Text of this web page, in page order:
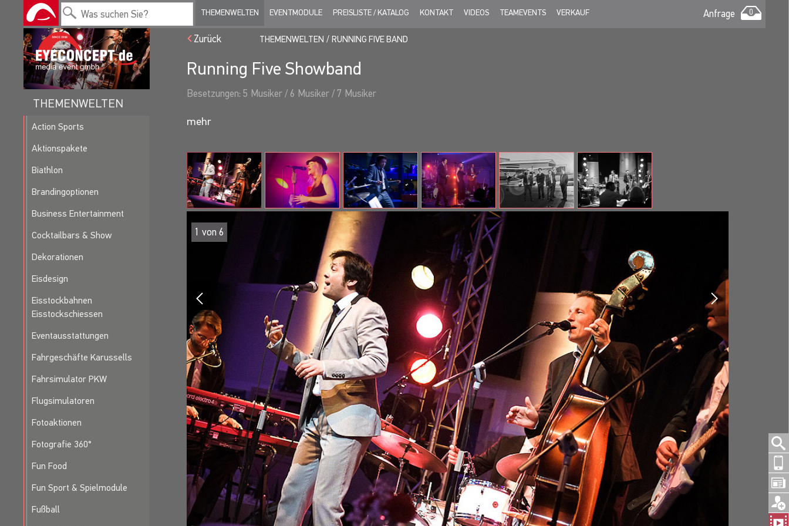
THEMENWELTEN EVENTMODULE PREISLISTE / KATALOG KONTAKT VIDEOS TEAMEVENTS VERKAUF Anfrage 0
THEMENWELTEN
Action Sports
Aktionspakete
Biathlon
Brandingoptionen
Business Entertainment
Cocktailbars & Show
Dekorationen
Eisdesign
Eisstockbahnen
Eisstockschiessen
Eventausstattungen
Fahrgeschäfte Karussells
Fahrsimulator PKW
Flugsimulatoren
Fotoaktionen
Fotografie 360°
Fun Food
Fun Sport & Spielmodule
Fußball
Zurück THEMENWELTEN RUNNING FIVE BAND
Running Five Showband
Besetzungen: 5 Musiker / 6 Musiker / 7 Musiker
Bob Dawn
Catia Belley(Gesang)
Charmante Französin, sie arbeitete bereits mit vielen internationalen Stars wie z.B. Haddaway oder Falk und hatte TV-Auftritte u.a. bei
der Bambi-Gala oder The Dome. Außerdem singt sie gerne Hymnen vor Handball- und Eishockeyspielen in der SAP-Arena Mannheim.
The Band
Die Jungs können auf eine langjährige Zusammenarbeit mit international erfolgreichen Stars wie z.B. Sasha, David Garrett, Söhne
Mannheims, Dick Brave and the Backbeats oder den Voice of Germany Allstars zurückblicken. Darüber hinaus sind sie auch noch
gefragte Session- und Studiomusiker.
DAS REPERTOIRE
Von den Swinging 60´s bis heute, von Stevie Wonder bis Oasis, von Ray Charles bis Robbie Williams. Soul, Pop und Rhythm&Blues
ALLTIME CLASSICS
The Tide Is High
Crocodile Rock
Viva Las Veags
Mrs Robinson
Back In The USSR
PARTY CLASSICS
Ain't Nobody
Get Lucky
Cosmic Girl
Sexbomb
Staying Alive
SWEET SEDUCTION
Put Your Records On
Valerie
If I Ain't Got You
Perfect
Could You Be Loved
CHILLOUT CLASSICS
Night And Day
Something Stupid
All Of Me
Sway
Mack The Knife
ENTERTAINMENT
Gebündelte Show- und Entertainment-Erfahrung, gepaart mit einfühlsamer Professionalität trifft auf Spielwitz und Können.
SOUND
Alle Songs des Repertoires klingen immer im typischen "Running 5 Sound", inspiriert von all den Helden der Popmusik.
SONGS
2 von 6